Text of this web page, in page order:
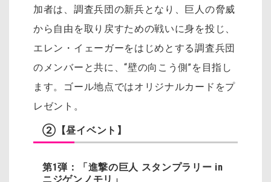
加者は、調査兵団の新兵となり、巨人の脅威
から自由を取り戻すための戦いに身を投じ、
エレン・イェーガーをはじめとする調査兵団
のメンバーと共に、“壁の向こう側”を目指し
ます。ゴール地点ではオリジナルカードをプ
レゼント。
②【昼イベント】
第1弾：「進撃の巨人 スタンプラリー in
ニジゲンノモリ」